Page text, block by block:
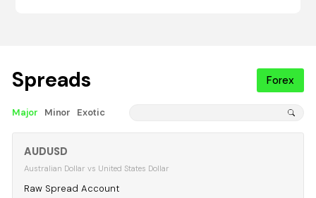
Spreads Forex
Major Minor Exotic
AUDUSD
Australian Dollar vs United States Dollar
Raw Spread Account